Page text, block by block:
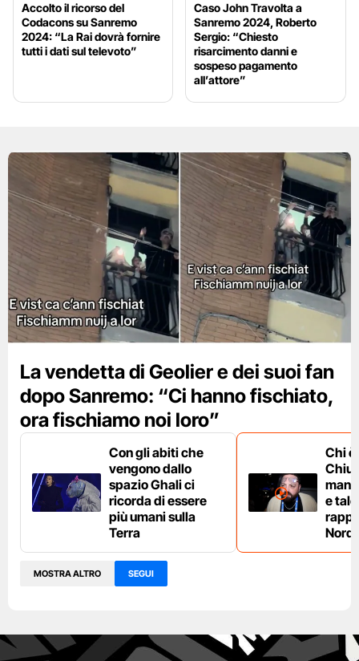
Accolto il ricorso del
Codacons su Sanremo
2024: “La Rai dovrà fornire
tutti i dati sul televoto”
Caso John Travolta a
Sanremo 2024, Roberto
Sergio: “Chiesto
risarcimento danni e
sospeso pagamento
all’attore”
La vendetta di Geolier e dei suoi fan
dopo Sanremo: “Ci hanno fischiato,
ora fischiamo noi loro”
Con gli abiti che
vengono dallo
spazio Ghali ci
ricorda di essere
più umani sulla
Terra
Chi è
e
Nord
MOSTRA ALTRO SEGUI